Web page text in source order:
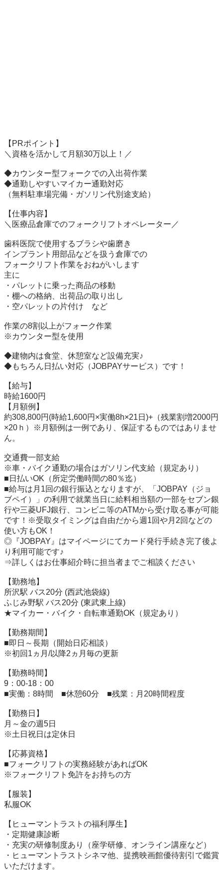
【PRポイント】
＼資格を活かして月額30万以上！／
◆カウンター型フォークでの入出荷作業
◆通勤しやすいマイカー通勤対応
（無料駐車場完備・ガソリン代別途支給）
【仕事内容】
＼医療品倉庫でのフォークリフトオペレーター／
歯科医院で使用するブラシや歯磨き
インプラント用部品などを扱う倉庫での
フォークリフト作業をおねがいします
主に
・パレットに乗った商品の移動
・棚への格納、出荷品の取り出し
・空パレットの片付け　など
作業の8割以上がフォーク作業
※カウンター型を使用
◆建物内は食堂、休憩室など設備充実♪
◆もちろん日払い対応（JOBPAYサービス）です！
【給与】
時給1600円
【月額例】
約308,800円(時給1,600円×実働8h×21日)+（残業割増2000円
×20ｈ）※月額例は一例であり、保証するものではありませ
ん。
交通費一部支給
※車・バイク通勤の場合はガソリン代支給（規定あり）
■日払いOK（所定労働時間の80％迄）
■給与は月1回の銀行振込となりますが、「JOBPAY（ジョ
ブペイ）」の利用で就業当日に給料相当額の一部をセブン銀
行や三菱UFJ銀行、コンビニ等のATMから受け取る事が可能
です！※受取タイミングは自由だから週1回や月2回などの
使い方もOK！
◎『JOBPAY』はマイページにてカード発行手続き完了後よ
り利用可能です♪
⇒詳しくはお仕事紹介時に担当者までご相談ください
【勤務地】
所沢駅 バス20分 (西武池袋線)
ふじみ野駅 バス20分 (東武東上線)
★マイカー・バイク・自転車通勤OK（規定あり）
【勤務期間】
■即日～長期（開始日応相談）
※初回1ヵ月/以降2ヵ月毎の更新
【勤務時間】
9：00-18：00
■実働：8時間　■休憩60分　■残業：月20時間程度
【勤務日】
月～金の週5日
※土日祝日は定休日
【応募資格】
■フォークリフトの実務経験があればOK
※フォークリフト免許をお持ちの方
【服装】
私服OK
【ヒューマントラストの福利厚生】
・定期健康診断
・充実の研修制度あり（座学研修、オンライン講座など）
・ヒューマントラストシネマ他、提携映画館優待割引で鑑賞
いただけます。